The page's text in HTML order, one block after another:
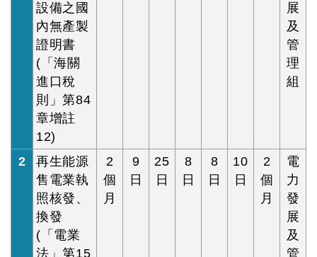
設備之國
內無產製
證明書
(「海關
進口稅
則」第84
章增註
12)
展
及
管
理
組
2
再生能源
售電業執
照核發、
換發
(「電業
法」第15
2
個
月
9
日
25
日
8
日
8
日
10
日
2
個
月
電
力
發
展
及
管